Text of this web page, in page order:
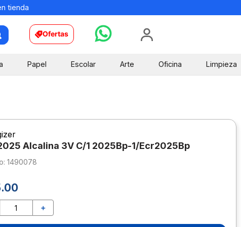
tienda
Ofertas
Papel Escolar Arte Oficina Limpieza
Alcalina 3V C/1 2025Bp-1/Ecr2025Bp
: 1490078
.00
＋